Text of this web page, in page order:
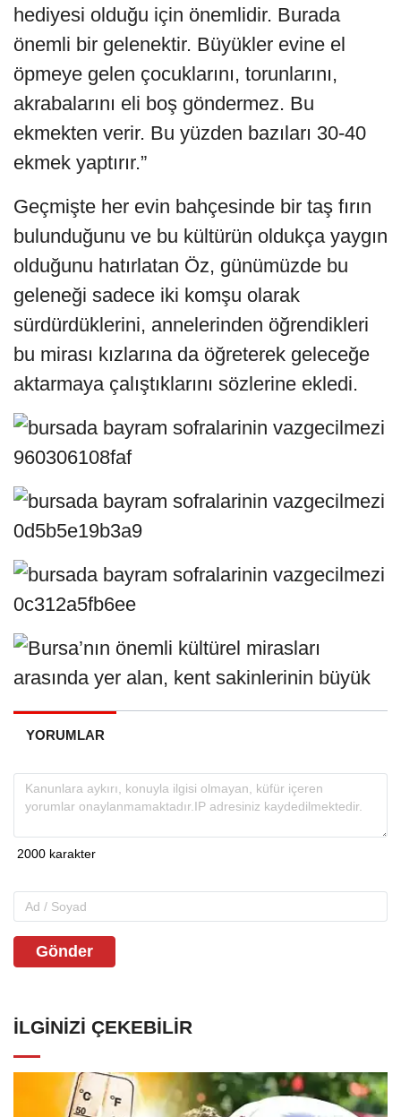
hediyesi olduğu için önemlidir. Burada
önemli bir gelenektir. Büyükler evine el
öpmeye gelen çocuklarını, torunlarını,
akrabalarını eli boş göndermez. Bu
ekmekten verir. Bu yüzden bazıları 30-40
ekmek yaptırır.”
Geçmişte her evin bahçesinde bir taş fırın
bulunduğunu ve bu kültürün oldukça yaygın
olduğunu hatırlatan Öz, günümüzde bu
geleneği sadece iki komşu olarak
sürdürdüklerini, annelerinden öğrendikleri
bu mirası kızlarına da öğreterek geleceğe
aktarmaya çalıştıklarını sözlerine ekledi.
YORUMLAR
Gönder
İLGINIZI ÇEKEBILIR